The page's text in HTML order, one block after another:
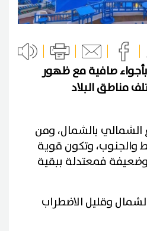
صافية مع ظهور
مناطق البلاد
الشمالي بالشمال، ومن
والجنوب، وتكون قوية
فمعتدلة ببقية
وقليل الاضطراب